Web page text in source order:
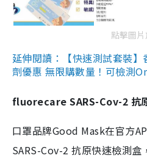
點擊圖
延伸閱讀：【快速測試套裝
劑優惠 無限購數量！可檢測
fluorecare SARS-Cov-2 抗
口罩品牌Good Mask在官方
SARS-Cov-2 抗原快速檢測